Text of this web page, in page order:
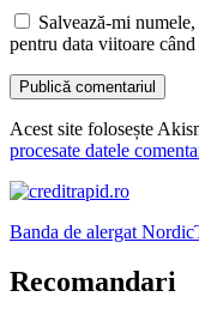
Salvează-mi
pentru data viitoare când
Acest site folosește
procesate datele
Banda de alergat
Recomandari